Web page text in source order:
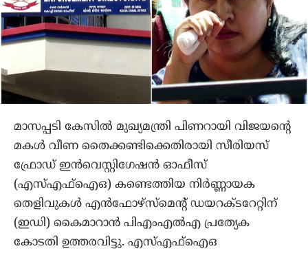
മാസപ്പടി കേസിൽ മുഖ്യമന്ത്രി പിണറായി വിജയന്റെ
മകൾ വീണ തൈക്കണ്ടിക്കെതിരായി സീരിയസ്
ഫ്രോഡ് ഇൻവെസ്റ്റിഗേഷൻ ഓഫീസ്
(എസ്എഫ്ഐഒ) കണ്ടെത്തിയ നിർണ്ണായക
തെളിവുകൾ എൻഫോഴ്സ്മെന്റ് ഡയറക്ടറേറ്റിന്
(ഇഡി) കൈമാറാൻ പിഎംഎൽഎ പ്രത്യേക
കോടതി ഉത്തരവിട്ടു. എസ്എഫ്ഐഒ